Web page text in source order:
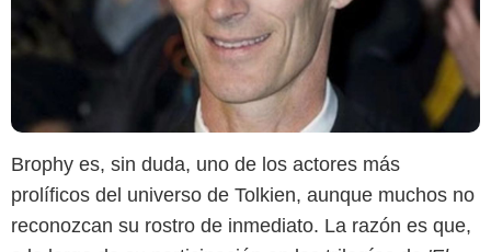
Brophy es, sin duda, uno de los actores más
prolíficos del universo de Tolkien, aunque muchos no
reconozcan su rostro de inmediato. La razón es que,